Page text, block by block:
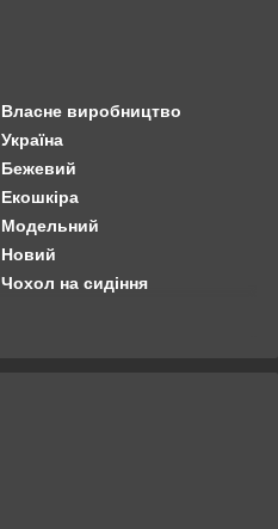
Власне виробництво
Україна
Бежевий
Екошкіра
Модельний
Новий
Чохол на сидіння